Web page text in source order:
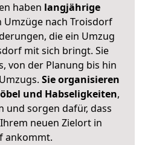
haben langjährige
Umzüge nach Troisdorf
die ein Umzug
mit sich bringt. Sie
von der Planung bis hin
Sie organisieren
und Habseligkeiten,
und sorgen dafür, dass
neuen Zielort in
ankommt.